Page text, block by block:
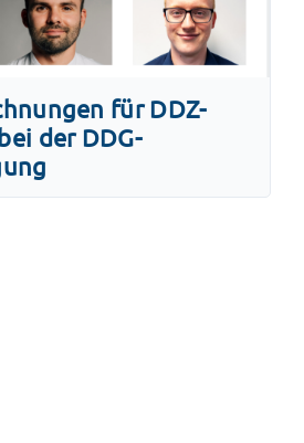
für DDZ-
der DDG-